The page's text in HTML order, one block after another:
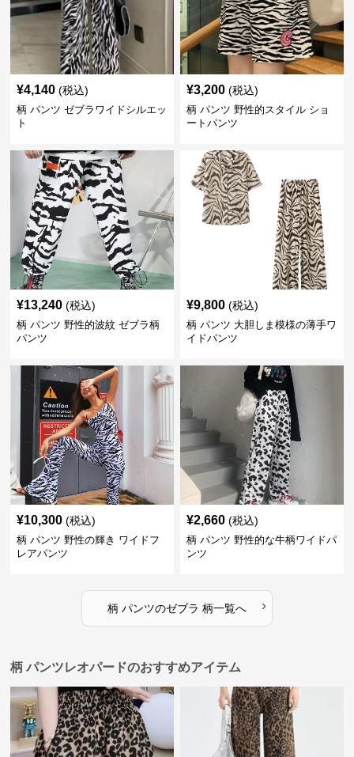
¥4,140 (税込)
柄 パンツ ゼブラワイドシルエッ
ト
¥3,200 (税込)
柄 パンツ 野性的スタイル ショ
ートパンツ
¥13,240 (税込)
柄 パンツ 野性的波紋 ゼブラ柄
パンツ
¥9,800 (税込)
柄 パンツ 大胆しま模様の薄手ワ
イドパンツ
¥10,300 (税込)
柄 パンツ 野性の輝き ワイドフ
レアパンツ
¥2,660 (税込)
柄 パンツ 野性的な牛柄ワイドパ
ンツ
柄 パンツのゼブラ 柄一覧へ ›
柄 パンツレオパードのおすすめアイテム